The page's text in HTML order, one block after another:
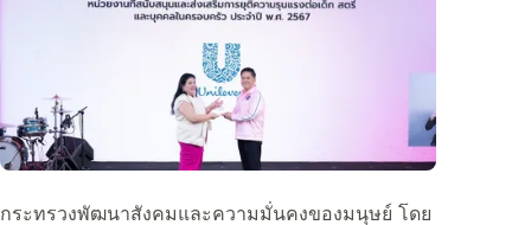
กระทรวงพัฒนาสังคมและความมั่นคงของมนุษย์ โดย